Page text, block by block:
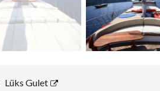
Lüks Gulet